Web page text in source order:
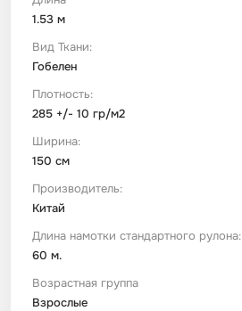
1.53 м
Вид Ткани:
Гобелен
Плотность:
285 +/- 10 гр/м2
Ширина:
150 см
Производитель:
Китай
Длина намотки стандартного рулона:
60 м.
Возрастная группа
Взрослые